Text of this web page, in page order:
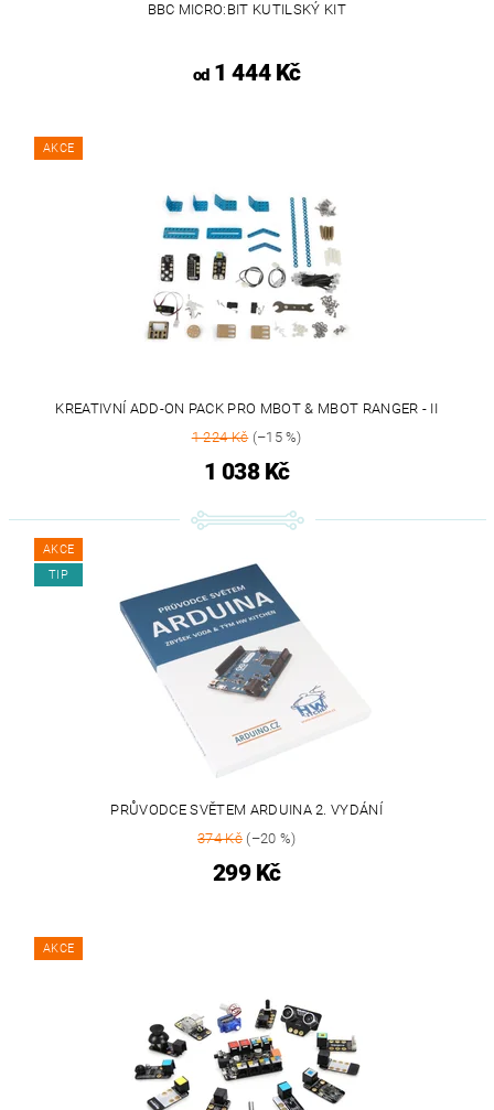
BBC MICRO:BIT KUTILSKÝ KIT
od1 444 Kč
AKCE
KREATIVNÍ ADD-ON PACK PRO MBOT & MBOT RANGER - II
1 224 Kč(–15 %)
1 038 Kč
AKCE
TIP
PRŮVODCE SVĚTEM ARDUINA 2. VYDÁNÍ
374 Kč(–20 %)
299 Kč
AKCE